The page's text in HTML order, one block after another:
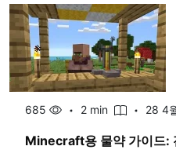
685 2 min 28 4
Minecraft용 물약 가이드: